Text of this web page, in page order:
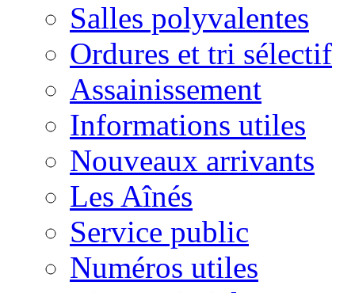
Salles polyvalentes
Ordures et tri sélectif
Assainissement
Informations utiles
Nouveaux arrivants
Les Aînés
Service public
Numéros utiles